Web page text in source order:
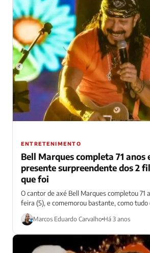
ENTRETENIMENTO
Bell Marques completa 71 anos
presente surpreendente dos 2
que foi
O cantor de axé Bell Marques completou 71
feira (5), e comemorou bastante, como tudo
Marcos Eduardo Carvalho Há 3 anos